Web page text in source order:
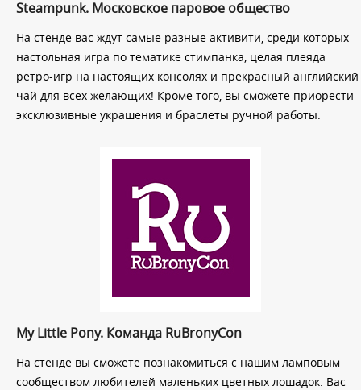
Steampunk. Московское паровое общество
На стенде вас ждут самые разные активити, среди которых
настольная игра по тематике стимпанка, целая плеяда
ретро-игр на настоящих консолях и прекрасный английский
чай для всех желающих! Кроме того, вы сможете приорести
эксклюзивные украшения и браслеты ручной работы.
My Little Pony. Команда RuBronyCon
На стенде вы сможете познакомиться с нашим ламповым
сообществом любителей маленьких цветных лошадок. Вас